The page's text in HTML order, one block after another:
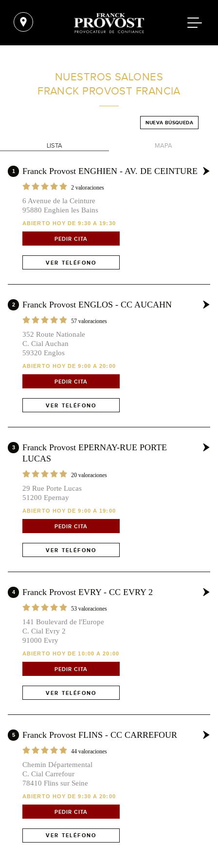
FILTROS AVANZADOS
NUESTROS SALONES
FRANCK PROVOST FRANCIA
NUEVA BÚSQUEDA
LISTA MAPA
+
1 Franck Provost ENGHIEN - AV. DE CEINTURE
2 valoraciones
6 Avenue de la Ceinture
95880 Enghien les Bains
ABIERTO HOY DE 9:30 A 19:30
PEDIR CITA
VER TELÉFONO
2 Franck Provost ENGLOS - CC AUCAHN
57 valoraciones
352 Route Nationale
C. Cial Auchan
59320 Englos
ABIERTO HOY DE 9:00 A 20:00
PEDIR CITA
VER TELÉFONO
3
Franck Provost EPERNAY-RUE PORTE
LUCAS
20 valoraciones
29 Rue Porte Lucas
51200 Epernay
ABIERTO HOY DE 9:00 A 19:00
PEDIR CITA
VER TELÉFONO
4 Franck Provost EVRY - CC EVRY 2
53 valoraciones
141 Boulevard de l'Europe
C. Cial Evry 2
91000 Evry
ABIERTO HOY DE 10:00 A 20:00
PEDIR CITA
VER TELÉFONO
5 Franck Provost FLINS - CC CARREFOUR
44 valoraciones
Chemin Départemental
C. Cial Carrefour
78410 Flins sur Seine
ABIERTO HOY DE 9:30 A 20:00
PEDIR CITA
VER TELÉFONO